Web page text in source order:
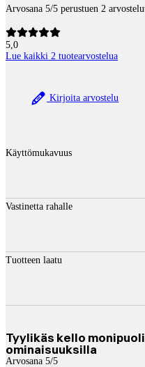
Arvosana 5/5 perustuen 2
5,0
Lue kaikki 2 tuotearvostelua
Kirjoita arvostelu
Käyttömukavuus
Vastinetta rahalle
Tuotteen laatu
Tyylikäs kello
ominaisuuksilla
Arvosana 5/5